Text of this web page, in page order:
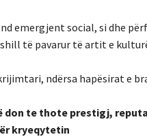
emergjent social, si dhe
të pavarur të artit e
ndërsa hapësirat e
don te thote prestigj,
kryeqytetin